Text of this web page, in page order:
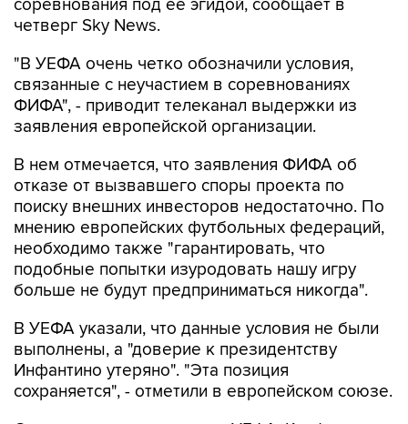
"В УЕФА очень четко обозначили условия,
ФИФА", - приводит телеканал выдержки из
заявления европейской организации.
В нем отмечается, что заявления ФИФА об
поиску внешних инвесторов недостаточно. По
мнению европейских футбольных федераций,
необходимо также "гарантировать, что
подобные попытки изуродовать нашу игру
больше не будут предприниматься никогда".
В УЕФА указали, что данные условия не были
Инфантино утеряно". "Эта позиция
сохраняется", - отметили в европейском союзе.
Открытое противостояние УЕФА, Конференции